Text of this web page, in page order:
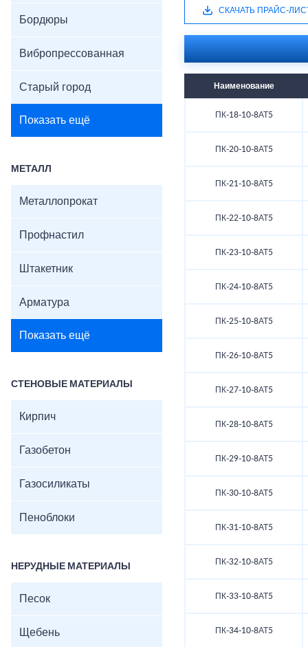
Бордюры
Вибропрессованная
Старый город
Показать ещё
МЕТАЛЛ
Металлопрокат
Профнастил
Штакетник
Арматура
Показать ещё
СТЕНОВЫЕ МАТЕРИАЛЫ
Кирпич
Газобетон
Газосиликаты
Пеноблоки
НЕРУДНЫЕ МАТЕРИАЛЫ
Песок
Щебень
СКАЧАТЬ ПРАЙС-
Наименование
ПК-18-10-8АТ5
ПК-20-10-8АТ5
ПК-21-10-8АТ5
ПК-22-10-8АТ5
ПК-23-10-8АТ5
ПК-24-10-8АТ5
ПК-25-10-8АТ5
ПК-26-10-8АТ5
ПК-27-10-8АТ5
ПК-28-10-8АТ5
ПК-29-10-8АТ5
ПК-30-10-8АТ5
ПК-31-10-8АТ5
ПК-32-10-8АТ5
ПК-33-10-8АТ5
ПК-34-10-8АТ5